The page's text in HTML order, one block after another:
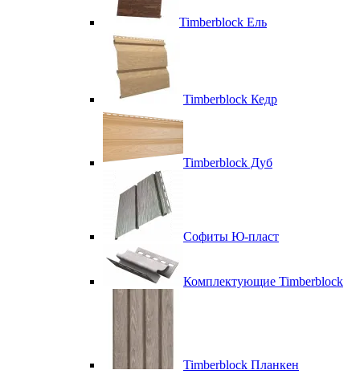
Timberblock Ель
Timberblock Кедр
Timberblock Дуб
Софиты Ю-пласт
Комплектующие Timberblock
Timberblock Планкен